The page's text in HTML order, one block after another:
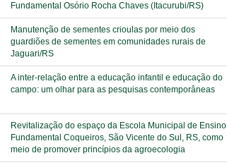
Fundamental Osório Rocha Chaves (Itacurubi/RS)
Manutenção de sementes crioulas por meio dos
guardiões de sementes em comunidades rurais de
Jaguari/RS
A inter-relação entre a educação infantil e educação do
campo: um olhar para as pesquisas contemporâneas
Revitalização do espaço da Escola Municipal de Ensino
Fundamental Coqueiros, São Vicente do Sul, RS, como
meio de promover princípios da agroecologia